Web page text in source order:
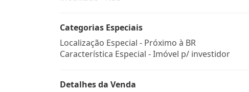
Categorias Especiais
Localização Especial - Próximo à BR
Característica Especial - Imóvel p/ investidor
Detalhes da Venda